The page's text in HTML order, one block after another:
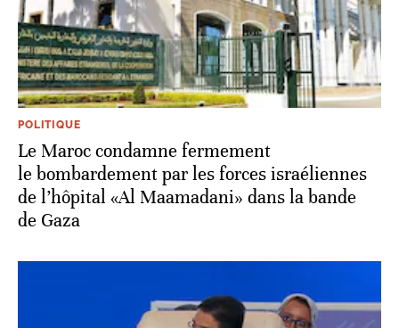
POLITIQUE
Le Maroc condamne fermement
le bombardement par les forces israéliennes
de l’hôpital «Al Maamadani» dans la bande
de Gaza